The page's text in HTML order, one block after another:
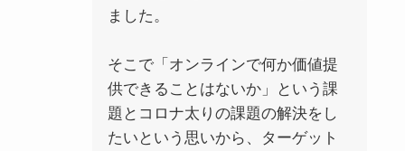
ました。
そこで「オンラインで何か価値提
供できることはないか」という課
題とコロナ太りの課題の解決をし
たいという思いから、ターゲット